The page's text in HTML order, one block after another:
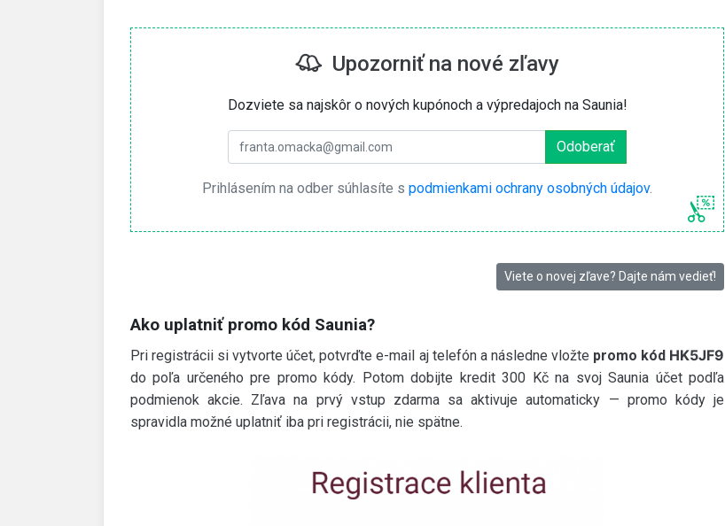
Upozorniť na nové zľavy
Dozviete sa najskôr o nových kupónoch a výpredajoch na Saunia!
Prihlásením na odber súhlasíte s podmienkami ochrany osobných údajov.
Viete o novej zľave? Dajte nám vedieť!
Ako uplatniť promo kód Saunia?
Pri registrácii si vytvorte účet, potvrďte e-mail aj telefón a následne vložte promo kód HK5JF9
do poľa určeného pre promo kódy. Potom dobijte kredit 300 Kč na svoj Saunia účet podľa
podmienok akcie. Zľava na prvý vstup zdarma sa aktivuje automaticky — promo kódy je
spravidla možné uplatniť iba pri registrácii, nie spätne.